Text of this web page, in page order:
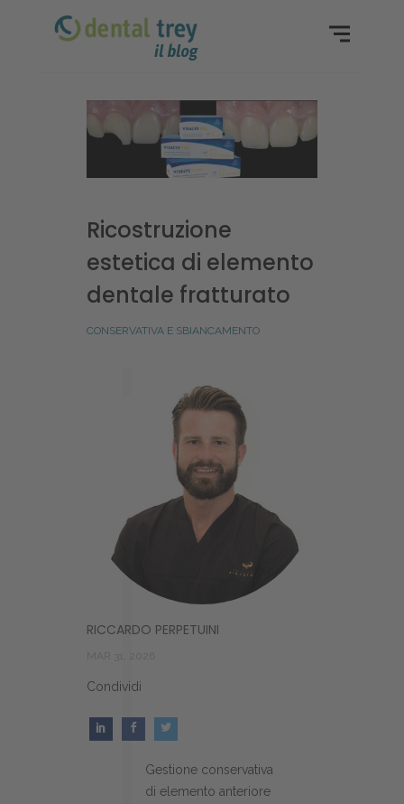
Ricostruzione
estetica di elemento
dentale fratturato
CONSERVATIVA E SBIANCAMENTO
RICCARDO PERPETUINI
Condividi
Gestione conservativa
di elemento anteriore